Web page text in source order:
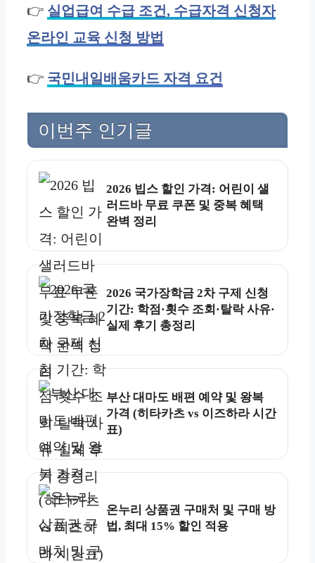
👉 실업급여 수급 조건, 수급자격 신청자
온라인 교육 신청 방법
👉 국민내일배움카드 자격 요건
이번주 인기글
2026 빕스 할인 가격: 어린이 샐
러드바 무료 쿠폰 및 중복 혜택
완벽 정리
2026 국가장학금 2차 구제 신청
기간: 학점·횟수 조회·탈락 사유·
실제 후기 총정리
부산 대마도 배편 예약 및 왕복
가격 (히타카츠 vs 이즈하라 시간
표)
온누리 상품권 구매처 및 구매 방
법, 최대 15% 할인 적용